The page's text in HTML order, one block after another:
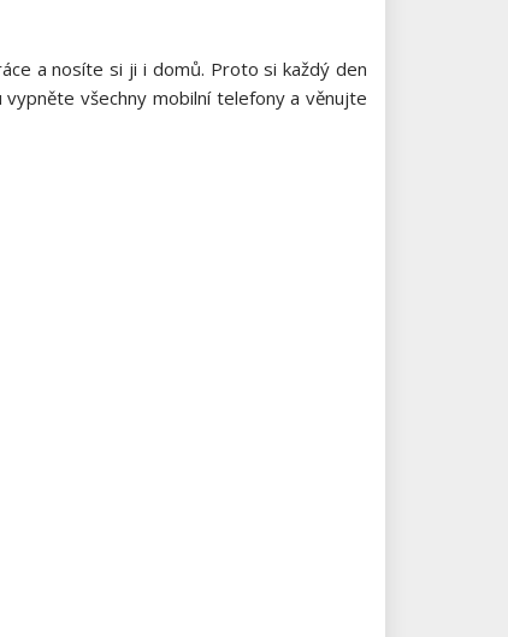
a nosíte si ji i domů. Proto si každý den
všechny mobilní telefony a věnujte